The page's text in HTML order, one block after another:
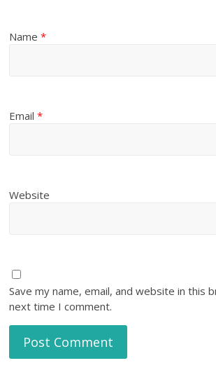
Name*
Email*
Website
Save my name, email, and website in this
next time I comment.